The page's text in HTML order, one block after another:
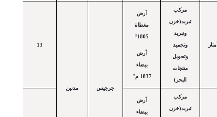
مركب
تبريد(خزن
وتبريد
وتجميد
وتحويل
منتجات
البحر)
أرض
مغطاة
1805
²
أرض
بيضاء
1837 م ²
جرجيس مدنين
13
مركب
تبريد(خزن
أرض
بيضاء